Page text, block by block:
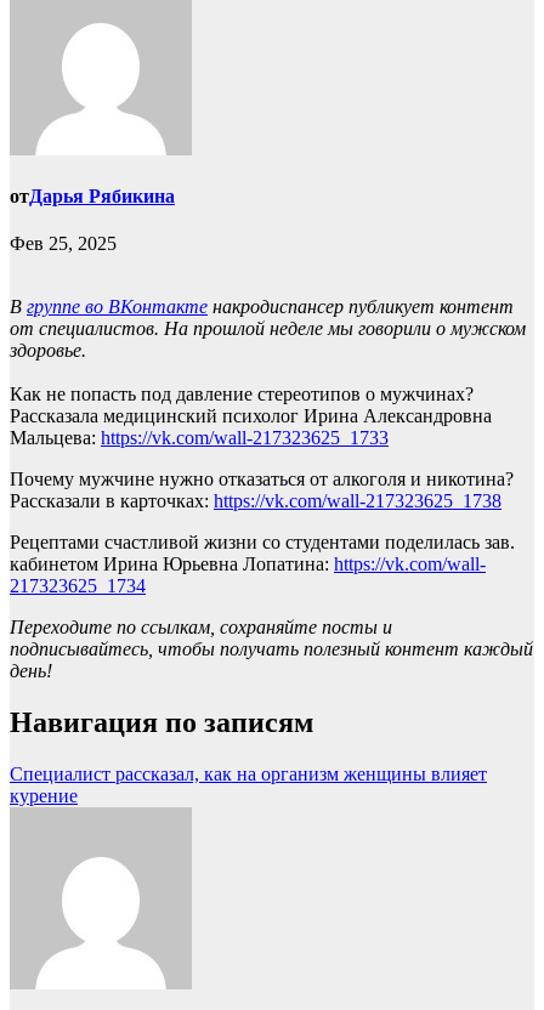
отДарья Рябикина
Фев 25, 2025
В группе во ВКонтакте накродиспансер публикует контент
от специалистов. На прошлой неделе мы говорили о мужском
здоровье.
Как не попасть под давление стереотипов о мужчинах?
Рассказала медицинский психолог Ирина Александровна
Мальцева: https://vk.com/wall-217323625_1733
Почему мужчине нужно отказаться от алкоголя и никотина?
Рассказали в карточках: https://vk.com/wall-217323625_1738
Рецептами счастливой жизни со студентами поделилась зав.
кабинетом Ирина Юрьевна Лопатина: https://vk.com/wall-
217323625_1734
Переходите по ссылкам, сохраняйте посты и
подписывайтесь, чтобы получать полезный контент каждый
день!
Навигация по записям
Специалист рассказал, как на организм женщины влияет
курение